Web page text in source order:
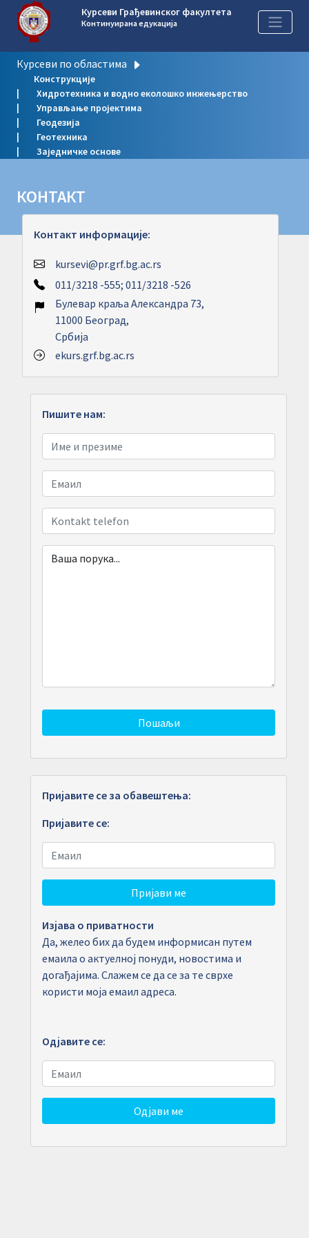
Курсеви Грађевинског факултета
Континуирана едукација
Курсеви по областима
Конструкције
Хидротехника и водно еколошко инжењерство
Управљање пројектима
Геодезија
Геотехника
Заједничке основе
КОНТАКТ
Контакт информације:
kursevi@pr.grf.bg.ac.rs
011/3218 -555; 011/3218 -526
Булевар краља Александра 73,
11000 Београд,
Србија
ekurs.grf.bg.ac.rs
Пишите нам:
Пошаљи
Пријавите се за обавештења:
Пријавите се:
Пријави ме
Изјава о приватности
Да, желео бих да будем информисан путем
емаила о актуелној понуди, новостима и
догађајима. Слажем се да се за те сврхе
користи моја емаил адреса.
Одјавите се:
Одјави ме